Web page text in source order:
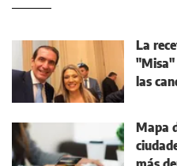
La
"Misa"
las
Mapa